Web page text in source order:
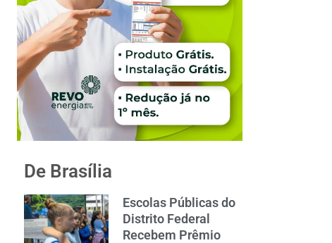
De Brasília
Escolas Públicas do
Distrito Federal
Recebem Prêmio